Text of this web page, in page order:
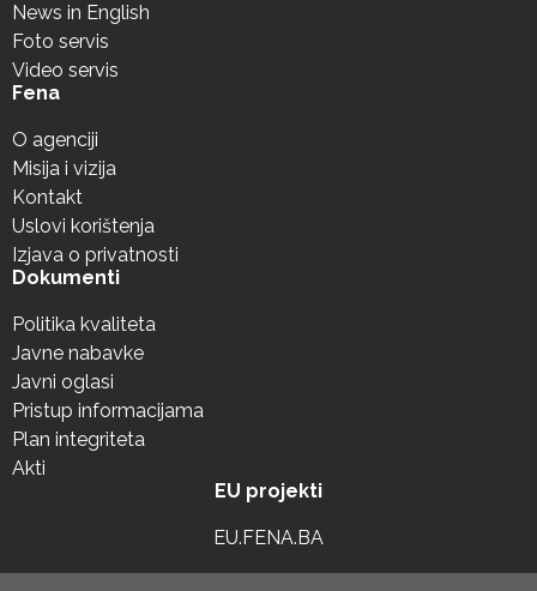
News in English
Foto servis
Video servis
Fena
O agenciji
Misija i vizija
Kontakt
Uslovi korištenja
Izjava o privatnosti
Dokumenti
Politika kvaliteta
Javne nabavke
Javni oglasi
Pristup informacijama
Plan integriteta
Akti
EU projekti
EU.FENA.BA